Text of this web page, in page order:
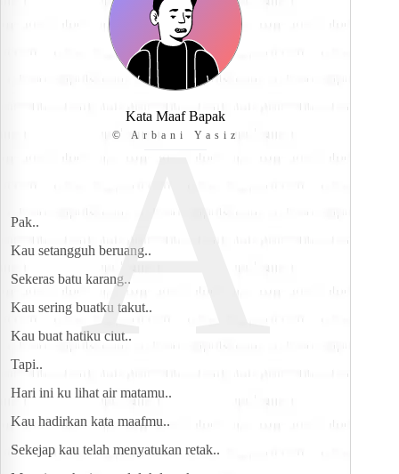
A
Kata Maaf Bapak
© Arbani Yasiz
Pak..
Kau setangguh beruang..
Sekeras batu karang..
Kau sering buatku takut..
Kau buat hatiku ciut..
Tapi..
Hari ini ku lihat air matamu..
Kau hadirkan kata maafmu..
Sekejap kau telah menyatukan retak..